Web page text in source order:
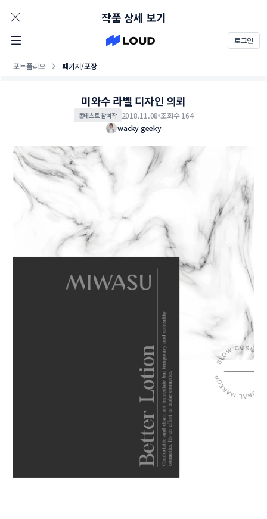
로그인
포트폴리오 패키지/포장
작품 상세 보기
미와수 라벨 디자인 의뢰
콘테스트 참여작 2018.11.08 조회수 164
wacky geeky